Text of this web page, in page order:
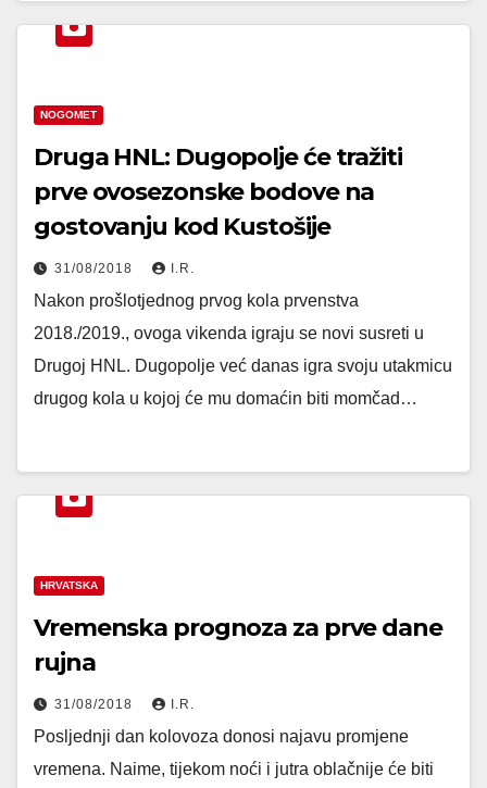
NOGOMET
Druga HNL: Dugopolje će tražiti
prve ovosezonske bodove na
gostovanju kod Kustošije
31/08/2018 I.R.
Nakon prošlotjednog prvog kola prvenstva
2018./2019., ovoga vikenda igraju se novi susreti u
Drugoj HNL. Dugopolje već danas igra svoju utakmicu
drugog kola u kojoj će mu domaćin biti momčad…
HRVATSKA
Vremenska prognoza za prve dane
rujna
31/08/2018 I.R.
Posljednji dan kolovoza donosi najavu promjene
vremena. Naime, tijekom noći i jutra oblačnije će biti